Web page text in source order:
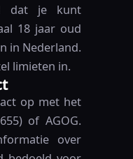
dat je kunt
18 jaar oud
in Nederland.
limieten in.
op met het
of AGOG.
over